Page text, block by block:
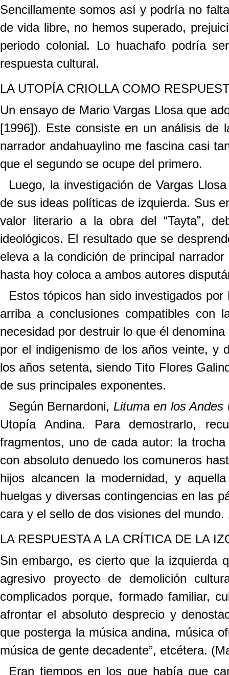
Sencillamente somos así y podría no
de vida libre, no hemos superado,
periodo colonial. Lo huachafo podría
respuesta cultural.
LA UTOPÍA CRIOLLA COMO
Un ensayo de Mario Vargas Llosa que
[1996]). Este consiste en un análisis de
narrador andahuaylino me fascina casi
que el segundo se ocupe del primero.
Luego, la investigación de Vargas
de sus ideas políticas de izquierda. Sus
valor literario a la obra del “Tayta”,
ideológicos. El resultado que se
eleva a la condición de principal
hasta hoy coloca a ambos autores
Estos tópicos han sido investigados
arriba a conclusiones compatibles con
necesidad por destruir lo que él
por el indigenismo de los años veinte, y
los años setenta, siendo Tito Flores
de sus principales exponentes.
Según Bernardoni, Lituma en los Andes
Utopía Andina. Para demostrarlo,
fragmentos, uno de cada autor: la
con absoluto denuedo los comuneros
hijos alcancen la modernidad, y
huelgas y diversas contingencias en las
cara y el sello de dos visiones del mundo.
LA RESPUESTA A LA CRÍTICA DE LA
Sin embargo, es cierto que la izquierda
agresivo proyecto de demolición
complicados porque, formado familiar,
afrontar el absoluto desprecio y
que posterga la música andina, música
música de gente decadente”, etcétera.
Eran tiempos en los que había que